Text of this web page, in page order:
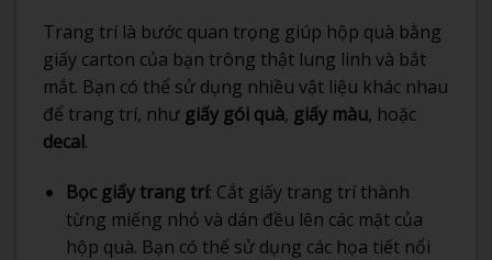
Trang trí là bước quan trọng giúp hộp quà bằng
giấy carton của bạn trông thật lung linh và bắt
mắt. Bạn có thể sử dụng nhiều vật liệu khác nhau
để trang trí, như giấy gói quà, giấy màu, hoặc
decal.
Bọc giấy trang trí: Cắt giấy trang trí thành
từng miếng nhỏ và dán đều lên các mặt của
hộp quà. Bạn có thể sử dụng các họa tiết nổi